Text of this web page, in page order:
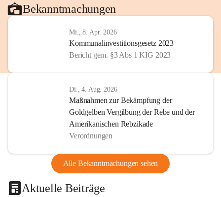
Bekanntmachungen
Mi., 8. Apr. 2026
Kommunalinvestitionsgesetz 2023
Bericht gem. §3 Abs 1 KIG 2023
Di., 4. Aug. 2026
Maßnahmen zur Bekämpfung der
Goldgelben Vergilbung der Rebe und der
Amerikanischen Rebzikade
Verordnungen
Alle Bekanntmachungen sehen
Aktuelle Beiträge